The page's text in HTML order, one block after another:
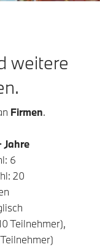
weitere
Firmen.
Jahre
6
20
Teilnehmer),